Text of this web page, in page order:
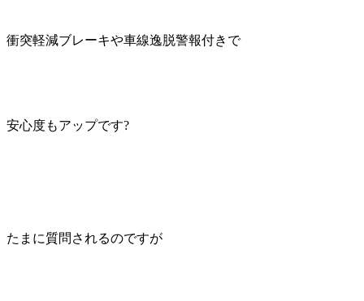
衝突軽減ブレーキや車線逸脱警報付きで
安心度もアップです?
たまに質問されるのですが